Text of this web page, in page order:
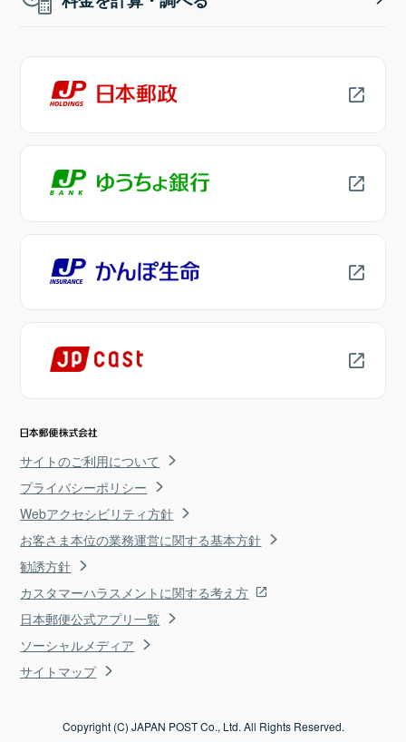
サイトのご利用について
プライバシーポリシー
Webアクセシビリティ方針
お客さま本位の業務運営に関する基本方針
勧誘方針
カスタマーハラスメントに関する考え方
日本郵便公式アプリ一覧
ソーシャルメディア
サイトマップ
Copyright (C) JAPAN POST Co., Ltd. All Rights Reserved.